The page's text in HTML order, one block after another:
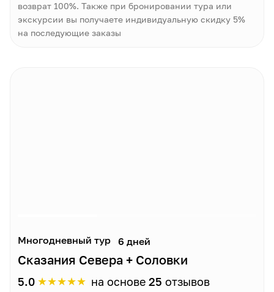
возврат 100%. Также при бронировании тура или
экскурсии вы получаете индивидуальную скидку 5%
на последующие заказы
Многодневный тур 6 дней
Сказания Севера + Соловки
5.0 ★★★★★ на основе 25 отзывов